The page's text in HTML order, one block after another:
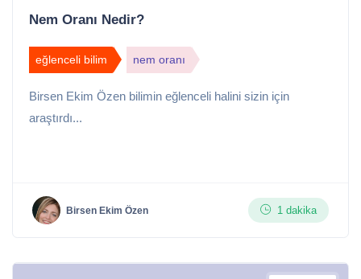
Nem Oranı Nedir?
eğlenceli bilim nem oranı
Birsen Ekim Özen bilimin eğlenceli halini sizin için
araştırdı...
Birsen Ekim Özen 1 dakika